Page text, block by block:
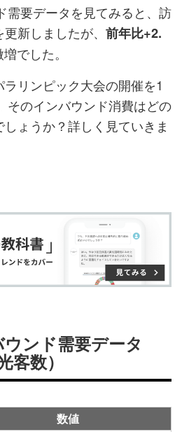
ク
に
追
る
需要データを見てみると、訪
新しましたが、 前年比+2.
でした。
リンピック大会の開催を1
そのインバウンド消費はどの
ょうか？詳しく見ていきま
ンド需要データ
客数）
数値